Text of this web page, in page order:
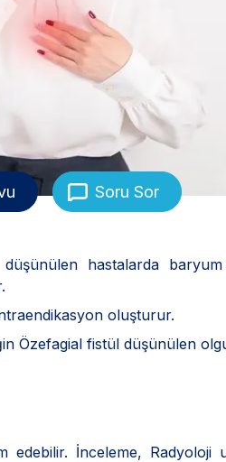
Soru Sor
hastalarda
oluşturur.
Özefagial fistül düşünülen
İnceleme, Radyoloji